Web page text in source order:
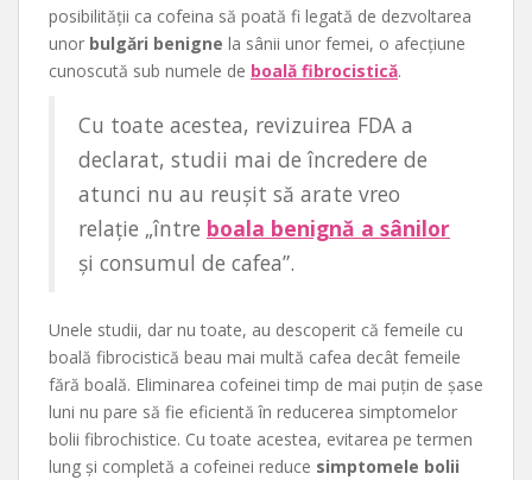
posibilității ca cofeina să poată fi legată de dezvoltarea
unor bulgări benigne la sânii unor femei, o afecțiune
cunoscută sub numele de boală fibrocistică.
Cu toate acestea, revizuirea FDA a
declarat, studii mai de încredere de
atunci nu au reușit să arate vreo
relație „între boala benignă a sânilor
și consumul de cafea”.
Unele studii, dar nu toate, au descoperit că femeile cu
boală fibrocistică beau mai multă cafea decât femeile
fără boală. Eliminarea cofeinei timp de mai puțin de șase
luni nu pare să fie eficientă în reducerea simptomelor
bolii fibrochistice. Cu toate acestea, evitarea pe termen
lung și completă a cofeinei reduce simptomele bolii